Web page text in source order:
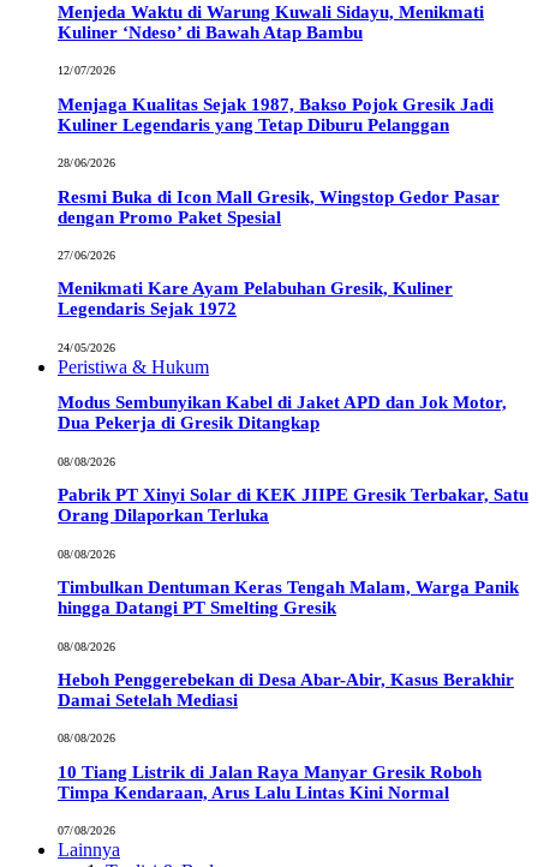
Menjeda Waktu di Warung Kuwali Sidayu, Menikmati
Kuliner ‘Ndeso’ di Bawah Atap Bambu
12/07/2026
Menjaga Kualitas Sejak 1987, Bakso Pojok Gresik Jadi
Kuliner Legendaris yang Tetap Diburu Pelanggan
28/06/2026
Resmi Buka di Icon Mall Gresik, Wingstop Gedor Pasar
dengan Promo Paket Spesial
27/06/2026
Menikmati Kare Ayam Pelabuhan Gresik, Kuliner
Legendaris Sejak 1972
24/05/2026
Peristiwa & Hukum
Modus Sembunyikan Kabel di Jaket APD dan Jok Motor,
Dua Pekerja di Gresik Ditangkap
08/08/2026
Pabrik PT Xinyi Solar di KEK JIIPE Gresik Terbakar, Satu
Orang Dilaporkan Terluka
08/08/2026
Timbulkan Dentuman Keras Tengah Malam, Warga Panik
hingga Datangi PT Smelting Gresik
08/08/2026
Heboh Penggerebekan di Desa Abar-Abir, Kasus Berakhir
Damai Setelah Mediasi
08/08/2026
10 Tiang Listrik di Jalan Raya Manyar Gresik Roboh
Timpa Kendaraan, Arus Lalu Lintas Kini Normal
07/08/2026
Lainnya